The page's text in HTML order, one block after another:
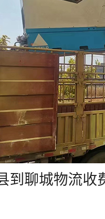
到聊城物流收